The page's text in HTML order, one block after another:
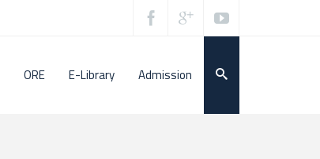
ORE E-Library Admission